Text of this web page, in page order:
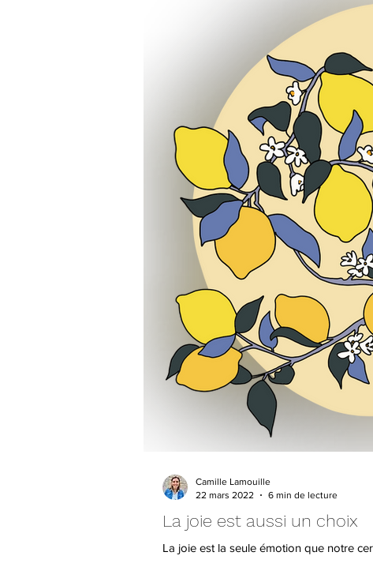
La joie est aussi un choix
La joie est la seule émotion que notre
Camille Lamouille
22 mars 2022
6 min de lecture